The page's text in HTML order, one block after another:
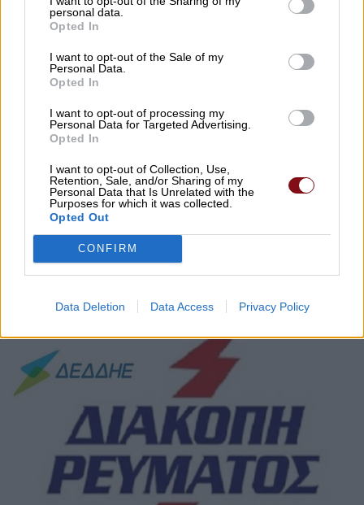
personal data.
Opted In
I want to opt-out of the Sale of my
Personal Data.
Opted In
I want to opt-out of processing my
Personal Data for Targeted Advertising.
Opted In
I want to opt-out of Collection, Use,
Retention, Sale, and/or Sharing of my
Personal Data that Is Unrelated with the
Purposes for which it was collected.
Opted Out
CONFIRM
Data Deletion Data Access Privacy Policy
ΚΟΣΜΟΣ
Διακοπή Ρεύματος σε Ισπανία και
Πορτογαλία: «Πρωτοφανές Φαινόμενο»
σύμφωνα με Έκθεση
03/10/2025 , 23:46